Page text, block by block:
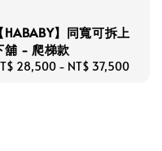
【HABABY】同寬可拆上
舖 - 爬梯款
28,500 - NT$ 37,500